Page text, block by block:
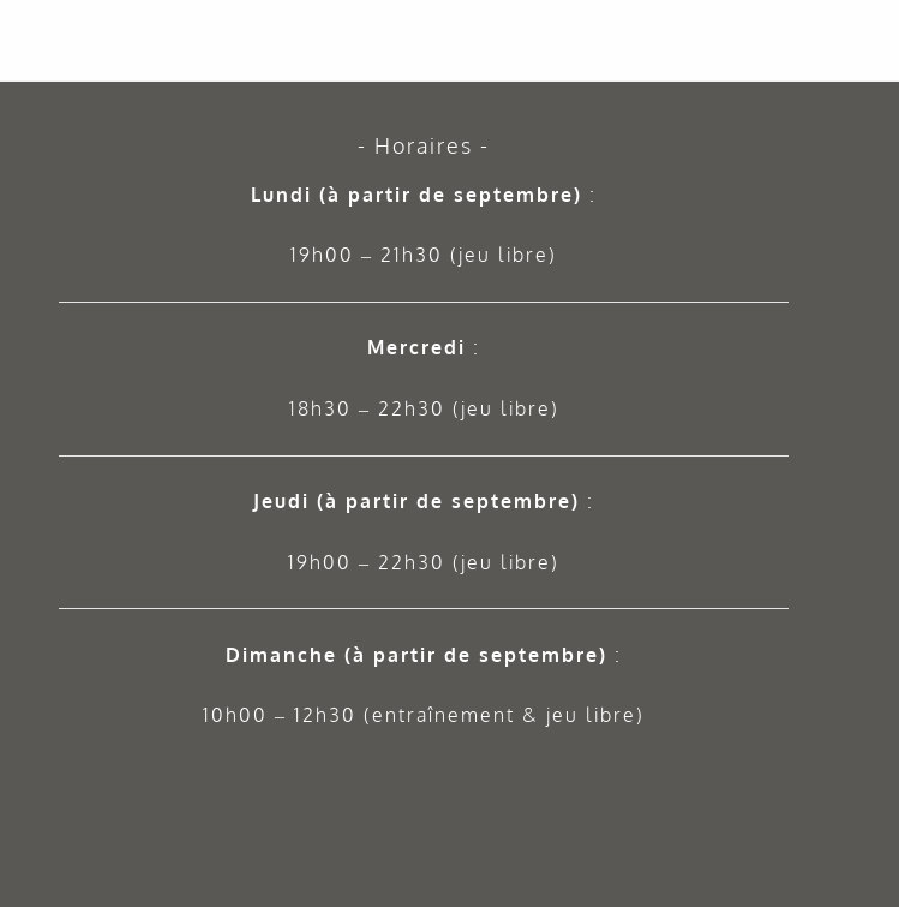
Horaires
Lundi (à partir de septembre) :
19h00 – 21h30 (jeu libre)
Mercredi :
18h30 – 22h30 (jeu libre)
Jeudi (à partir de septembre) :
19h00 – 22h30 (jeu libre)
Dimanche (à partir de septembre) :
10h00 – 12h30 (entraînement & jeu libre)